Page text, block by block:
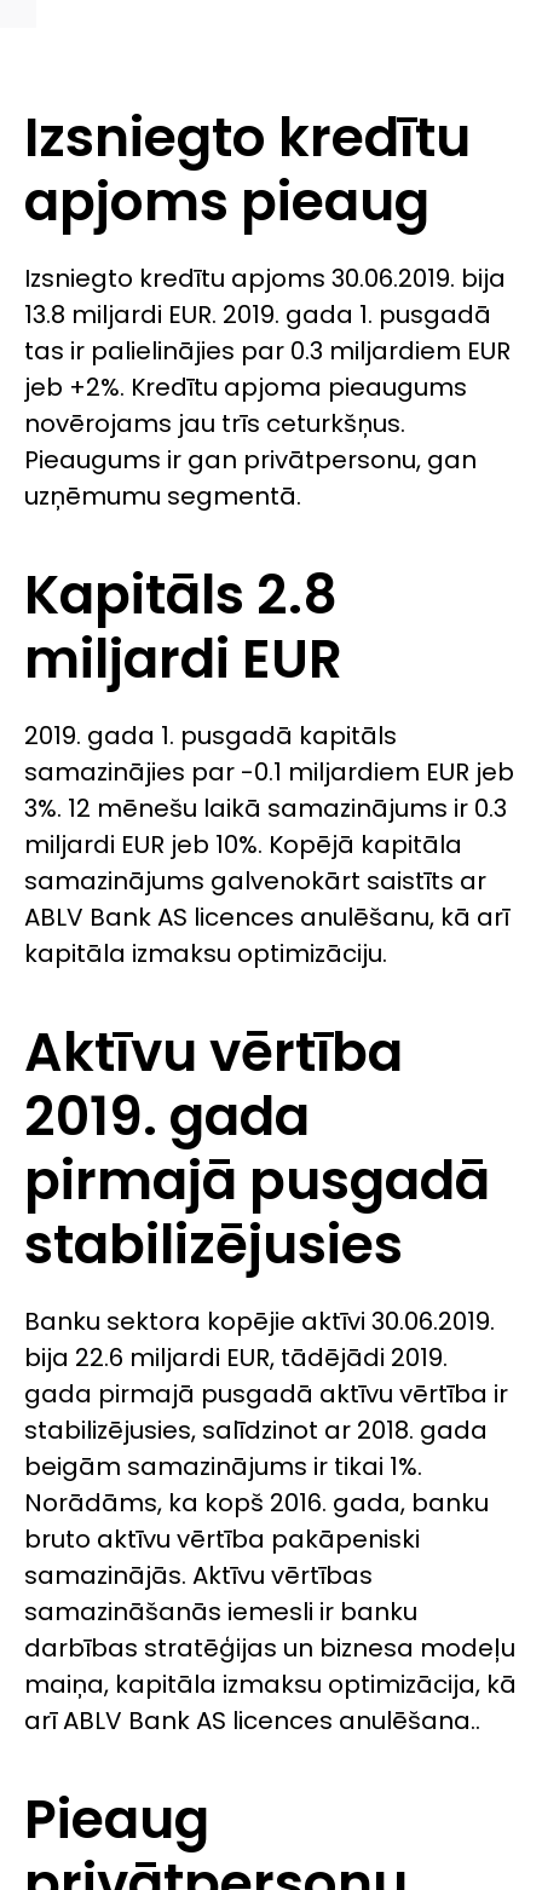
Izsniegto kredītu
apjoms pieaug
Izsniegto kredītu apjoms 30.06.2019. bija
13.8 miljardi EUR. 2019. gada 1. pusgadā
tas ir palielinājies par 0.3 miljardiem EUR
jeb +2%. Kredītu apjoma pieaugums
novērojams jau trīs ceturkšņus.
Pieaugums ir gan privātpersonu, gan
uzņēmumu segmentā.
Kapitāls 2.8
miljardi EUR
2019. gada 1. pusgadā kapitāls
samazinājies par -0.1 miljardiem EUR jeb
3%. 12 mēnešu laikā samazinājums ir 0.3
miljardi EUR jeb 10%. Kopējā kapitāla
samazinājums galvenokārt saistīts ar
ABLV Bank AS licences anulēšanu, kā arī
kapitāla izmaksu optimizāciju.
Aktīvu vērtība
2019. gada
pirmajā pusgadā
stabilizējusies
Banku sektora kopējie aktīvi 30.06.2019.
bija 22.6 miljardi EUR, tādējādi 2019.
gada pirmajā pusgadā aktīvu vērtība ir
stabilizējusies, salīdzinot ar 2018. gada
beigām samazinājums ir tikai 1%.
Norādāms, ka kopš 2016. gada, banku
bruto aktīvu vērtība pakāpeniski
samazinājās. Aktīvu vērtības
samazināšanās iemesli ir banku
darbības stratēģijas un biznesa modeļu
maiņa, kapitāla izmaksu optimizācija, kā
arī ABLV Bank AS licences anulēšana..
Pieaug